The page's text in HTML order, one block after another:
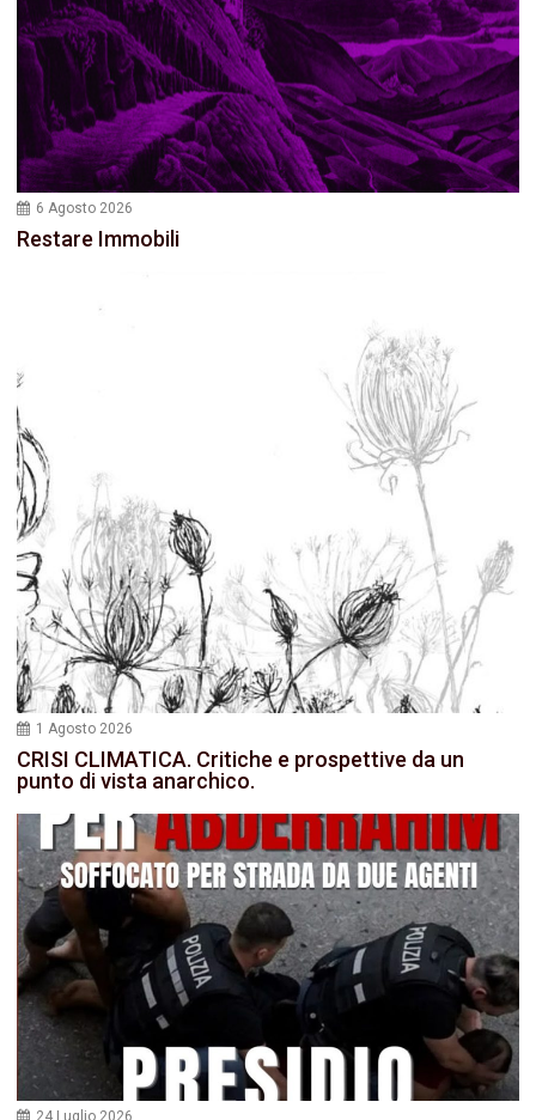
6 Agosto 2026
Restare Immobili
1 Agosto 2026
CRISI CLIMATICA. Critiche e prospettive da un
punto di vista anarchico.
24 Luglio 2026